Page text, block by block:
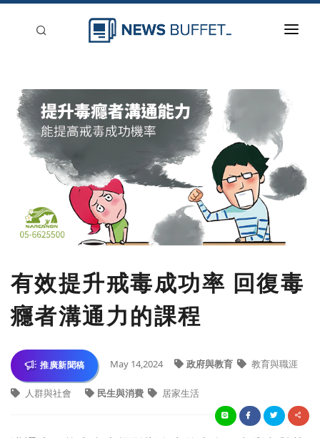
新聞稿分類
登入
刊登
有效提升戒毒成功率 回復毒
癮者溝通力的課程
推廣新聞稿 May 14,2024 政府與教育 教育與職涯
人群與社會 民生與消費 居家生活